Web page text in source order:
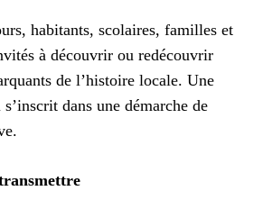
habitants, scolaires, familles et
à découvrir ou redécouvrir
de l’histoire locale. Une
dans une démarche de